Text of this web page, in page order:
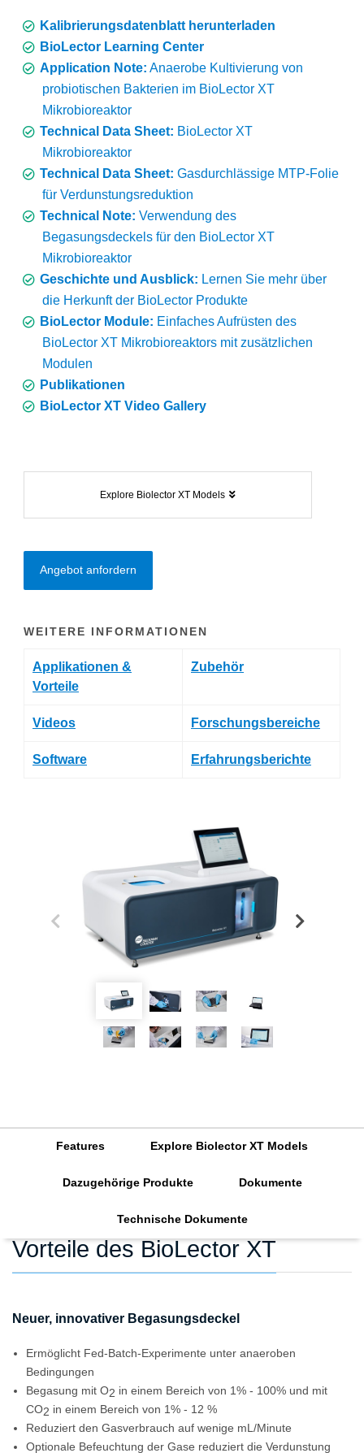
Kalibrierungsdatenblatt herunterladen
BioLector Learning Center
Application Note: Anaerobe Kultivierung von
probiotischen Bakterien im BioLector XT
Mikrobioreaktor
Technical Data Sheet: BioLector XT
Mikrobioreaktor
Technical Data Sheet: Gasdurchlässige MTP-Folie
für Verdunstungsreduktion
Technical Note: Verwendung des
Begasungsdeckels für den BioLector XT
Mikrobioreaktor
Geschichte und Ausblick: Lernen Sie mehr über
die Herkunft der BioLector Produkte
BioLector Module: Einfaches Aufrüsten des
BioLector XT Mikrobioreaktors mit zusätzlichen
Modulen
Publikationen
BioLector XT Video Gallery
Explore Biolector XT Models
Angebot anfordern
WEITERE INFORMATIONEN
Applikationen &
Vorteile
Zubehör
Videos Forschungsbereiche
Software Erfahrungsberichte
Features Explore Biolector XT Models
Dazugehörige Produkte Dokumente
Technische Dokumente
Vorteile des BioLector XT
Neuer, innovativer Begasungsdeckel
Ermöglicht Fed-Batch-Experimente unter anaeroben
Bedingungen
Begasung mit O2 in einem Bereich von 1% - 100% und mit
CO2 in einem Bereich von 1% - 12 %
Reduziert den Gasverbrauch auf wenige mL/Minute
Optionale Befeuchtung der Gase reduziert die Verdunstung